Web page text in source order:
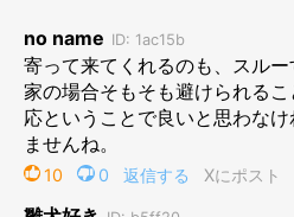
その頃の私は、
「この子も成犬になったら、今度
になるんだろうな」
……と、うっすら期待していたので